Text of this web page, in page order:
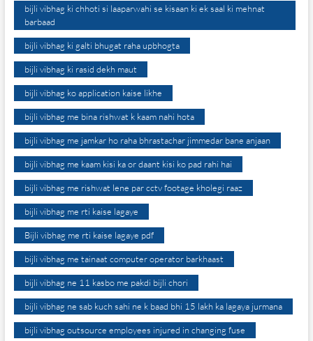
bijli vibhag ki chhoti si laaparwahi se kisaan ki ek saal ki mehnat
barbaad
bijli vibhag ki galti bhugat raha upbhogta
bijli vibhag ki rasid dekh maut
bijli vibhag ko application kaise likhe
bijli vibhag me bina rishwat k kaam nahi hota
bijli vibhag me jamkar ho raha bhrastachar jimmedar bane anjaan
bijli vibhag me kaam kisi ka or daant kisi ko pad rahi hai
bijli vibhag me rishwat lene par cctv footage kholegi raaz
bijli vibhag me rti kaise lagaye
Bijli vibhag me rti kaise lagaye pdf
bijli vibhag me tainaat computer operator barkhaast
bijli vibhag ne 11 kasbo me pakdi bijli chori
bijli vibhag ne sab kuch sahi ne k baad bhi 15 lakh ka lagaya jurmana
bijli vibhag outsource employees injured in changing fuse